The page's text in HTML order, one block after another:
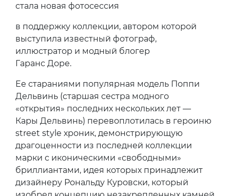
стала новая фотосессия
в поддержку коллекции, автором которой
выступила известный фотограф,
иллюстратор и модный блогер
Гаранс Доре.
Ее стараниями популярная модель Поппи
Дельвинь (старшая сестра модного
«открытия» последних нескольких лет —
Кары Дельвинь) перевоплотилась в героиню
street style хроник, демонстрирующую
драгоценности из последней коллекции
марки с иконическими «свободными»
бриллиантами, идея которых принадлежит
дизайнеру Рональду Куровски, который